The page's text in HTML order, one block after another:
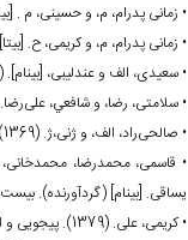
• زمانی پدرام، م، و حسینی، م . [بی‏تا]. نقشه زمین‏شناسی
• زمانی پدرام، م، و کریمی، ح. [بی‏تا]. نقشه زمین‏شناسی
• سعیدی، الف و عندلیبی، [بی‏نام]. (1369). نقشه زمین‏شناسی ‌گنبدکاووس. [نقشه]. (مقیاس1:250000). تهران: سازمان زمین‏شناسی
• سلامتی، رضا، و شافعي، علی‌رضا. [بی‏تا]. نقشه
• صالحی‌راد، الف، و ژنی،ژ. (1369). نقشه زمین‏شناسی گرگان. [نقشه]. (مقیاس 1:250000). تهران: سازمان زمین‏شناسی کشور.
يساقى. [بی‏نام] (گردآورنده).
• کریمی، علی. (1379). پی‏جویی و اکتشاف لوماشل در شمال و شمال خاور گنبدکاووس. تهران: سازمان زمین‏شناسی و اکتشافات معدنی کشور.